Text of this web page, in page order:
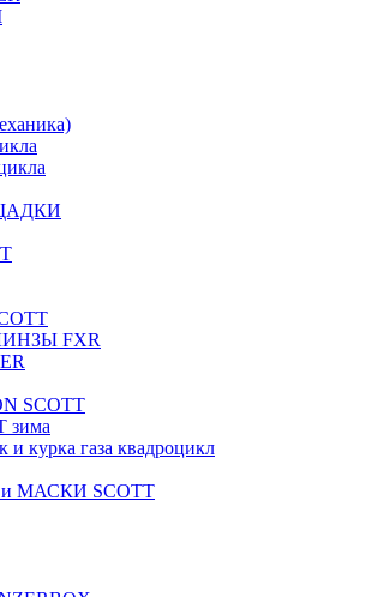
FXR
SCOTT
зима
и курка газа квадроцикл
SCOTT